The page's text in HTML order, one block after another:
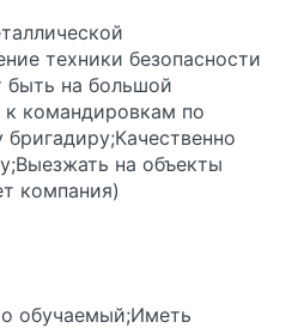
техники безопасности
быть на большой
командировкам по
на объекты
компания)
обучаемый;Иметь